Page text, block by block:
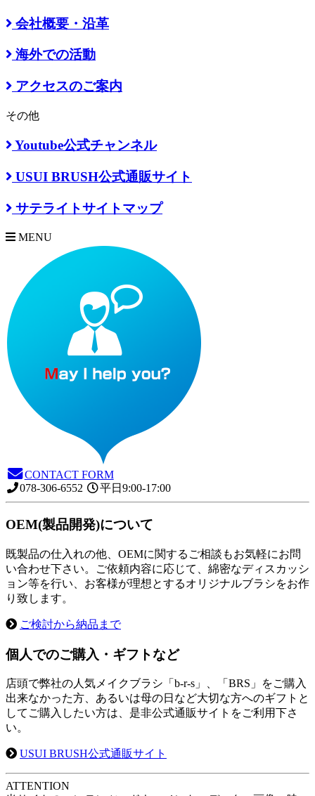
会社概要・沿革
海外での活動
アクセスのご案内
その他
Youtube公式チャンネル
USUI BRUSH公式通販サイト
サテライトサイトマップ
MENU
CONTACT FORM
078-306-6552
平日9:00-17:00
OEM(製品開発)について
既製品の仕入れの他、OEMに関するご相談もお気軽にお問
い合わせ下さい。ご依頼内容に応じて、綿密なディスカッシ
ョン等を行い、お客様が理想とするオリジナルブラシをお作
り致します。
ご検討から納品まで
個人でのご購入・ギフトなど
店頭で弊社の人気メイクブラシ「b-r-s」、「BRS」をご購入
出来なかった方、あるいは母の日など大切な方へのギフトと
してご購入したい方は、是非公式通販サイトをご利用下さ
い。
USUI BRUSH公式通販サイト
ATTENTION